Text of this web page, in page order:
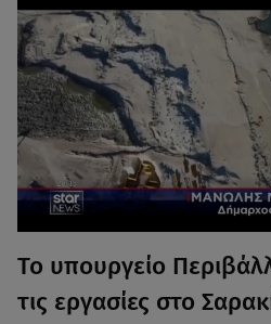
Το υπουργείο
τις εργασίες στο